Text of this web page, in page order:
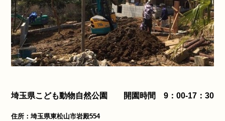
埼玉県こども動物自然公園 開園時間 9：00-17：30
住所：埼玉県東松山市岩殿554